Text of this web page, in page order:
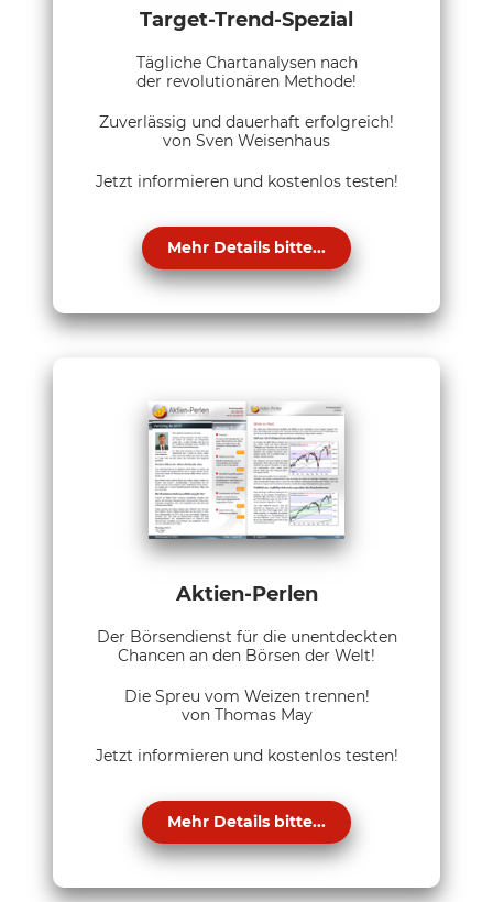
Target-Trend-Spezial
Tägliche Chartanalysen nach
der revolutionären Methode!
Zuverlässig und dauerhaft erfolgreich!
von Sven Weisenhaus
Jetzt informieren und kostenlos testen!
Mehr Details bitte...
Aktien-Perlen
Der Börsendienst für die unentdeckten
Chancen an den Börsen der Welt!
Die Spreu vom Weizen trennen!
von Thomas May
Jetzt informieren und kostenlos testen!
Mehr Details bitte...